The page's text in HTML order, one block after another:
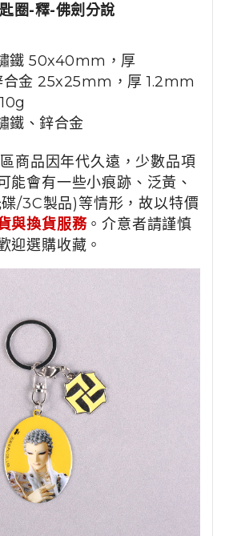
圈-釋-佛劍分說
鐵 50x40mm ，厚
金 25x25mm ，厚 1.2mm
鐵、鋅合金
商品因年代久遠，少數品項
能會有一些小痕跡、泛黃、
/3C製品)等情形，故以特價
與換貨服務。介意者請謹慎
迎選購收藏。